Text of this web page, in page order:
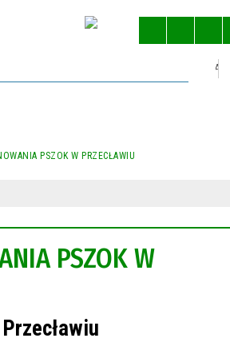
STRONA
PSZOK W PRZECŁAWIU
PSZOK W